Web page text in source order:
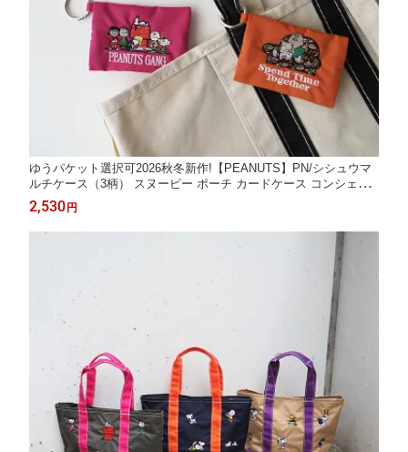
ゆうパケット選択可2026秋冬新作!【PEANUTS】PN/シシュウマ
ルチケース（3柄） スヌーピー ポーチ カードケース コンシェル
ジュ楽天市場店 ヘミングス公式ショップ ギフト
2,530円